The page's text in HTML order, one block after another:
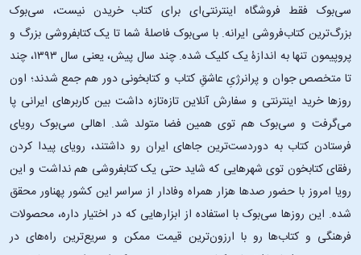
سی‌بوک فقط فروشگاه اینترنتی‌ای برای کتاب خریدن نیست، سی‌بوک
بزرگ‌ترین کتاب‌فروشی ایرانه. با سی‌بوک فاصلۀ شما تا یک کتابفروشی بزرگ و
پروپیمون تنها به اندازۀ یک کلیک شده. چند سال پیش، یعنی سال ۱۳۹۳، چند
تا متخصص جوان و پرانرژیِ عاشقِ کتاب و کتابخونی دور هم جمع شدند؛ اون‌
روزها خرید اینترنتی و سفارش آنلاین تازه‌تازه داشت بین کاربرهای ایرانی پا
می‌گرفت و سی‌بوک هم توی همین فضا متولد شد. اهالی سی‌بوک رویای
فرستادن کتاب به دوردست‌ترین جاهای ایران رو داشتند، رویای پیدا کردن
رفقای کتابخون توی شهرهایی که شاید حتی یک کتابفروشی هم نداشت و این
رویا امروز با حضور صدها هزار همراه وفادار از سراسر این کشور پهناور محقق
شده. این ‌روزها سی‌بوک با استفاده از ابزارهایی که در اختیار داره، محصولات
فرهنگی و کتاب‌ها رو با ارزون‌ترین قیمت ممکن و سریع‌ترین راه‌های در